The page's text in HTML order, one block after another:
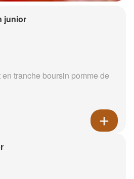
junior
tranche boursin pomme de